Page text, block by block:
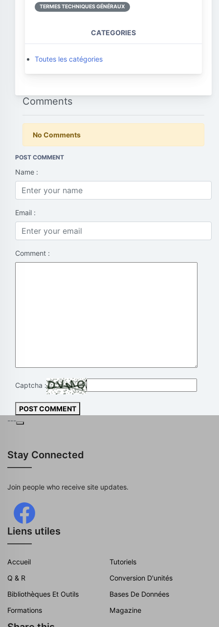
TERMES TECHNIQUES GÉNÉRAUX
CATEGORIES
Toutes les catégories
Comments
No Comments
POST COMMENT
Name :
Email :
Comment :
Captcha :
POST COMMENT
---
Stay Connected
Join people who receive site updates.
Liens utiles
Accueil
Tutoriels
Q & R
Conversion D'unités
Bibliothèques Et Outils
Bases De Données
Formations
Magazine